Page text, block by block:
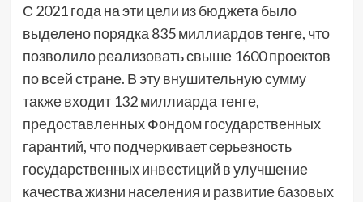
С 2021 года на эти цели из бюджета было
выделено порядка 835 миллиардов тенге, что
позволило реализовать свыше 1600 проектов
по всей стране. В эту внушительную сумму
также входит 132 миллиарда тенге,
предоставленных Фондом государственных
гарантий, что подчеркивает серьезность
государственных инвестиций в улучшение
качества жизни населения и развитие базовых